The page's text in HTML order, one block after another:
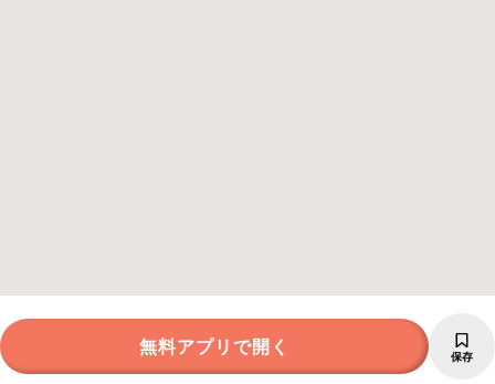
無料アプリで開く 保存